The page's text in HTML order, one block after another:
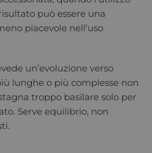
può essere una
piacevole nell’uso
un’evoluzione verso
lunghe o più complesse non
troppo basilare solo per
Serve equilibrio, non